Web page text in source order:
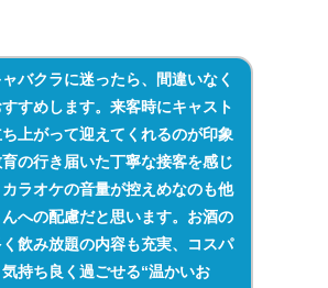
ャバクラに迷ったら、間違いなく
すめします。来客時にキャスト
上がって迎えてくれるのが印象
の行き届いた丁寧な接客を感じ
カラオケの音量が控えめなのも他
への配慮だと思います。お酒の
飲み放題の内容も充実、コスパ
持ち良く過ごせる“温かいお